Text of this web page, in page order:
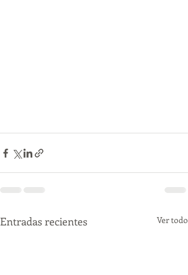
Entradas recientes Ver todo